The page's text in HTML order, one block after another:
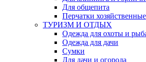
Для общепита
Перчатки хозяйственные
ТУРИЗМ И ОТДЫХ
Одежда для охоты и
Одежда для дачи
Сумки
Для дачи и огорода